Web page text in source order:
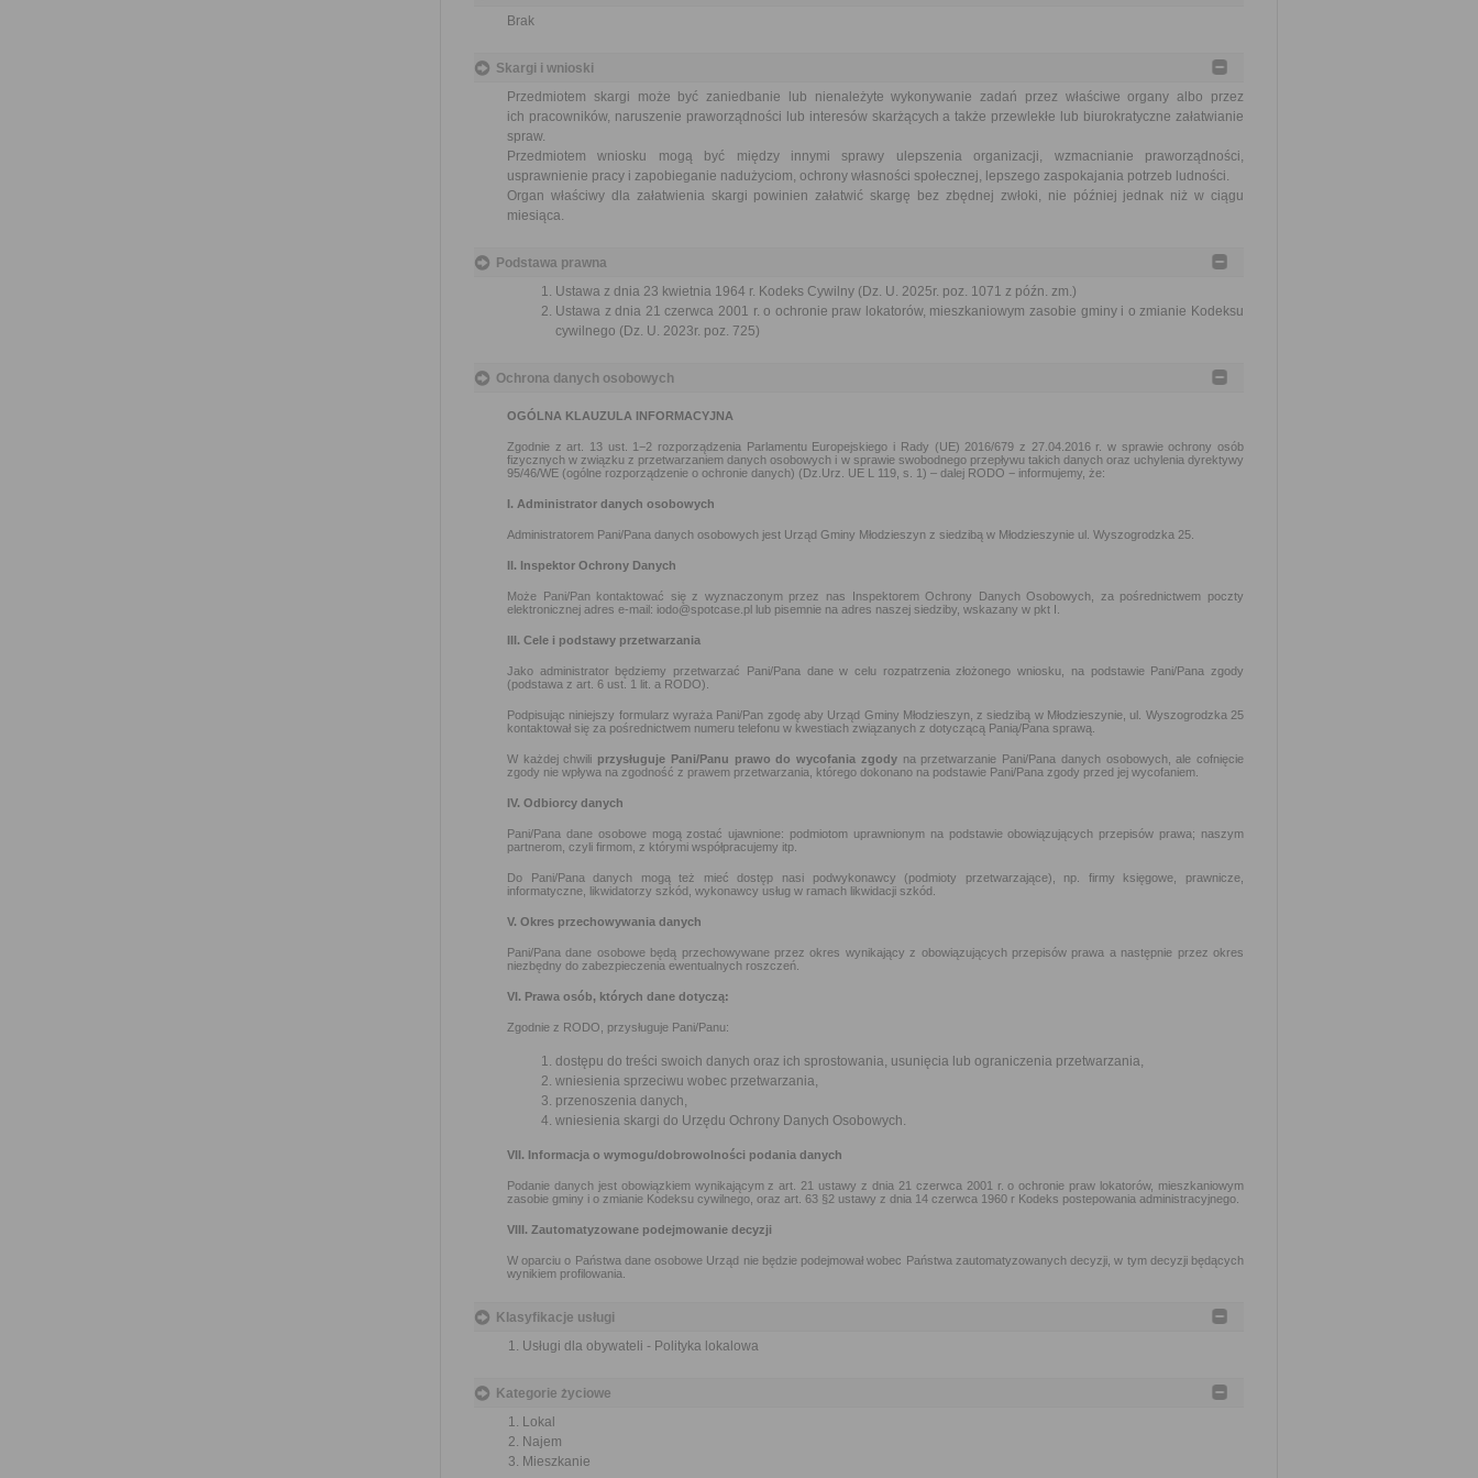
Brak
Skargi i wnioski
Przedmiotem skargi może być zaniedbanie lub nienależyte wykonywanie zadań przez właściwe organy albo przez
ich pracowników, naruszenie praworządności lub interesów skarżących a także przewlekłe lub biurokratyczne załatwianie
spraw.
Przedmiotem wniosku mogą być między innymi sprawy ulepszenia organizacji, wzmacnianie praworządności,
usprawnienie pracy i zapobieganie nadużyciom, ochrony własności społecznej, lepszego zaspokajania potrzeb ludności.
Organ właściwy dla załatwienia skargi powinien załatwić skargę bez zbędnej zwłoki, nie później jednak niż w ciągu
miesiąca.
Podstawa prawna
Ustawa z dnia 23 kwietnia 1964 r. Kodeks Cywilny (Dz. U. 2025r. poz. 1071 z późn. zm.)
Ustawa z dnia 21 czerwca 2001 r. o ochronie praw lokatorów, mieszkaniowym zasobie gminy i o zmianie Kodeksu
cywilnego (Dz. U. 2023r. poz. 725)
Ochrona danych osobowych
OGÓLNA KLAUZULA INFORMACYJNA
Zgodnie z art. 13 ust. 1−2 rozporządzenia Parlamentu Europejskiego i Rady (UE) 2016/679 z 27.04.2016 r. w sprawie ochrony osób
fizycznych w związku z przetwarzaniem danych osobowych i w sprawie swobodnego przepływu takich danych oraz uchylenia dyrektywy
95/46/WE (ogólne rozporządzenie o ochronie danych) (Dz.Urz. UE L 119, s. 1) – dalej RODO − informujemy, że:
I. Administrator danych osobowych
Administratorem Pani/Pana danych osobowych jest Urząd Gminy Młodzieszyn z siedzibą w Młodzieszynie ul. Wyszogrodzka 25.
II. Inspektor Ochrony Danych
Może Pani/Pan kontaktować się z wyznaczonym przez nas Inspektorem Ochrony Danych Osobowych, za pośrednictwem poczty
elektronicznej adres e-mail: iodo@spotcase.pl lub pisemnie na adres naszej siedziby, wskazany w pkt I.
III. Cele i podstawy przetwarzania
Jako administrator będziemy przetwarzać Pani/Pana dane w celu rozpatrzenia złożonego wniosku, na podstawie Pani/Pana zgody
(podstawa z art. 6 ust. 1 lit. a RODO).
Podpisując niniejszy formularz wyraża Pani/Pan zgodę aby Urząd Gminy Młodzieszyn, z siedzibą w Młodzieszynie, ul. Wyszogrodzka 25
kontaktował się za pośrednictwem numeru telefonu w kwestiach związanych z dotyczącą Panią/Pana sprawą.
W każdej chwili przysługuje Pani/Panu prawo do wycofania zgodyna przetwarzanie Pani/Pana danych osobowych, ale cofnięcie
zgody nie wpływa na zgodność z prawem przetwarzania, którego dokonano na podstawie Pani/Pana zgody przed jej wycofaniem.
IV. Odbiorcy danych
Pani/Pana dane osobowe mogą zostać ujawnione: podmiotom uprawnionym na podstawie obowiązujących przepisów prawa; naszym
partnerom, czyli firmom, z którymi współpracujemy itp.
Do Pani/Pana danych mogą też mieć dostęp nasi podwykonawcy (podmioty przetwarzające), np. firmy księgowe, prawnicze,
informatyczne, likwidatorzy szkód, wykonawcy usług w ramach likwidacji szkód.
V. Okres przechowywania danych
Pani/Pana dane osobowe będą przechowywane przez okres wynikający z obowiązujących przepisów prawa a następnie przez okres
niezbędny do zabezpieczenia ewentualnych roszczeń.
VI. Prawa osób, których dane dotyczą:
Zgodnie z RODO, przysługuje Pani/Panu:
dostępu do treści swoich danych oraz ich sprostowania, usunięcia lub ograniczenia przetwarzania,
wniesienia sprzeciwu wobec przetwarzania,
przenoszenia danych,
wniesienia skargi do Urzędu Ochrony Danych Osobowych.
VII. Informacja o wymogu/dobrowolności podania danych
Podanie danych jest obowiązkiem wynikającym z art. 21 ustawy z dnia 21 czerwca 2001 r. o ochronie praw lokatorów, mieszkaniowym
zasobie gminy i o zmianie Kodeksu cywilnego, oraz art. 63 §2 ustawy z dnia 14 czerwca 1960 r Kodeks postepowania administracyjnego.
VIII. Zautomatyzowane podejmowanie decyzji
W oparciu o Państwa dane osobowe Urząd nie będzie podejmował wobec Państwa zautomatyzowanych decyzji, w tym decyzji będących
wynikiem profilowania.
Klasyfikacje usługi
Usługi dla obywateli - Polityka lokalowa
Kategorie życiowe
Lokal
Najem
Mieszkanie